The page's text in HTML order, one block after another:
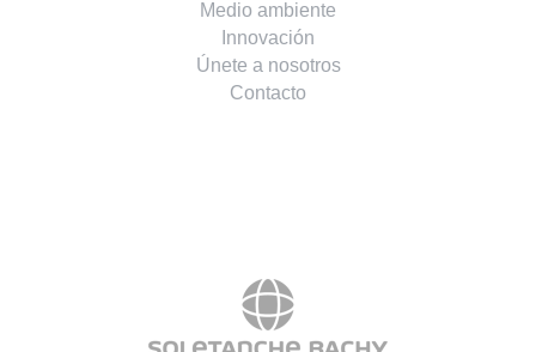
Medio ambiente
Innovación
Únete a nosotros
Contacto